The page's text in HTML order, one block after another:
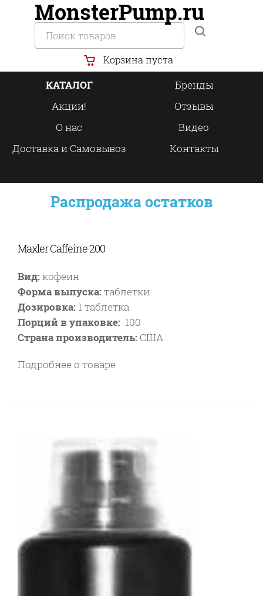
MonsterPump.ru
Корзина пуста
КАТАЛОГ
Бренды
Акции!
Отзывы
О нас
Видео
Доставка и Самовывоз
Контакты
Распродажа остатков
Maxler Caffeine 200
Вид: кофеин
Форма выпуска:таблетки
Дозировка: 1 таблетка
Порций в упаковке: 100
Страна производитель: США
Подробнее о товаре